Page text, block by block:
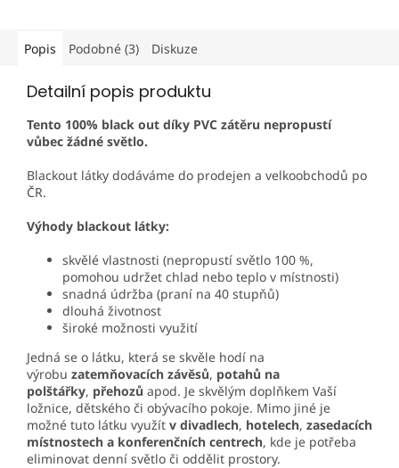
Popis Podobné (3) Diskuze
Detailní popis produktu
Tento 100% black out díky PVC zátěru nepropustí
vůbec žádné světlo.
Blackout látky dodáváme do prodejen a velkoobchodů po
ČR.
Výhody blackout látky:
skvělé vlastnosti (nepropustí světlo 100 %,
pomohou udržet chlad nebo teplo v místnosti)
snadná údržba (praní na 40 stupňů)
dlouhá životnost
široké možnosti využití
Jedná se o látku, která se skvěle hodí na
výrobu zatemňovacích závěsů, potahů na
polštářky, přehozů apod. Je skvělým doplňkem Vaší
ložnice, dětského či obývacího pokoje. Mimo jiné je
možné tuto látku využít v divadlech, hotelech, zasedacích
místnostech a konferenčních centrech, kde je potřeba
eliminovat denní světlo či oddělit prostory.